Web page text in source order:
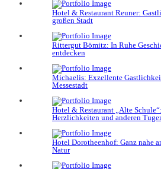
Hotel & Restaurant Reuner:
großen Stadt
Rittergut Bömitz: In Ruhe
entdecken
Michaelis: Exzellente
Messestadt
Hotel & Restaurant „Alte
Herzlichkeiten und anderen
Hotel Dorotheenhof: Ganz nahe
Natur